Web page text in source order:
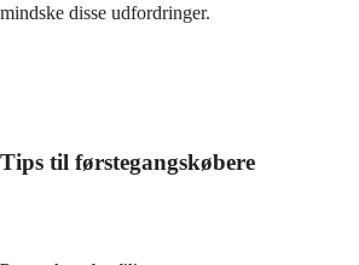
mindske disse udfordringer.
Tips til førstegangskøbere